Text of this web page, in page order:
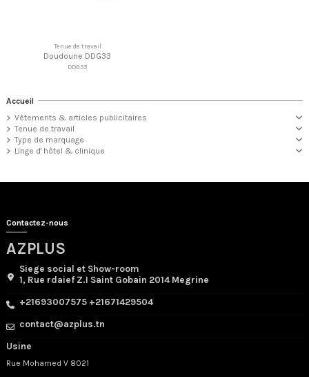
Tenue de travail
Doudoune DDG33
DDG33
Accueil
Vêtements & articles publicitaires
Tenue de travail
Type de marquage
Linge d' hôtel & clinique
Contactez-nous
AZPLUS
Siege social et Show-room
1, Rue rdaief Z.I Saint Gobain 2014 Megrine
+21693007575 +21671429504
contact@azplus.tn
Usine
Rue Mohamed V 8021